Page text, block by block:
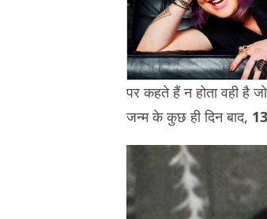
पर कहते हैं न होता वही है
जन्म के कुछ ही दिन बाद,